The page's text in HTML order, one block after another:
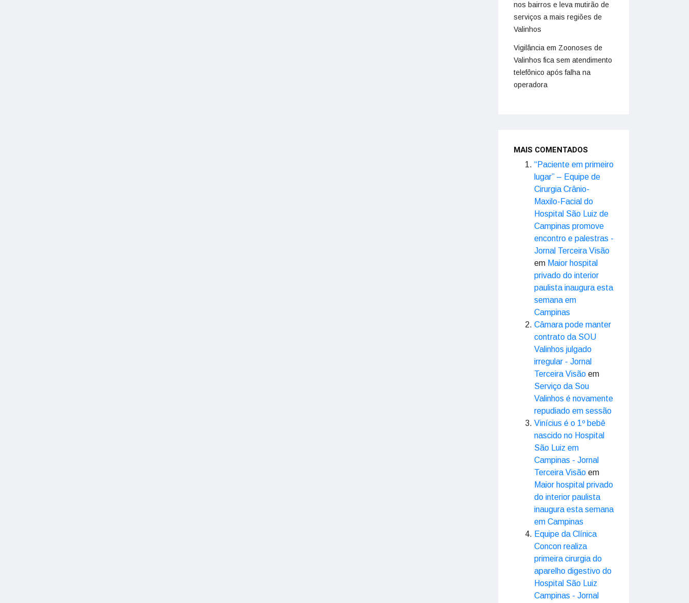
nos bairros e leva mutirão de
serviços a mais regiões de
Valinhos
Vigilância em Zoonoses de
Valinhos fica sem atendimento
telefônico após falha na
operadora
MAIS COMENTADOS
“Paciente em primeiro
lugar” – Equipe de
Cirurgia Crânio-
Maxilo-Facial do
Hospital São Luiz de
Campinas promove
encontro e palestras -
Jornal Terceira Visão
em Maior hospital
privado do interior
paulista inaugura esta
semana em
Campinas
Câmara pode manter
contrato da SOU
Valinhos julgado
irregular - Jornal
Terceira Visão em
Serviço da Sou
Valinhos é novamente
repudiado em sessão
Vinícius é o 1º bebê
nascido no Hospital
São Luiz em
Campinas - Jornal
Terceira Visão em
Maior hospital privado
do interior paulista
inaugura esta semana
em Campinas
Equipe da Clínica
Concon realiza
primeira cirurgia do
aparelho digestivo do
Hospital São Luiz
Campinas - Jornal